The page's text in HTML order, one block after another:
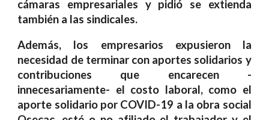
cámaras empresariales y pidió se extienda
también a las sindicales.
Además, los empresarios expusieron la
necesidad de terminar con aportes solidarios y
contribuciones que encarecen -
innecesariamente- el costo laboral, como el
aporte solidario por COVID-19 a la obra social